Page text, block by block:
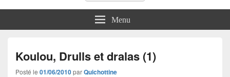
Menu
Koulou, Drulls et dralas (1)
Posté le 01/06/2010parQuichottine